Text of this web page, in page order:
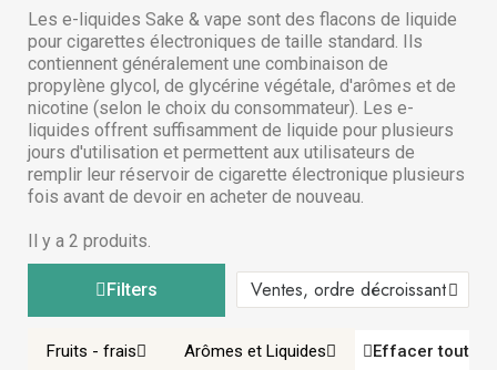
Les e-liquides Sake & vape sont des flacons de liquide
pour cigarettes électroniques de taille standard. Ils
contiennent généralement une combinaison de
propylène glycol, de glycérine végétale, d'arômes et de
nicotine (selon le choix du consommateur). Les e-
liquides offrent suffisamment de liquide pour plusieurs
jours d'utilisation et permettent aux utilisateurs de
remplir leur réservoir de cigarette électronique plusieurs
fois avant de devoir en acheter de nouveau.
Il y a 2 produits.
Filters
Fruits - frais Arômes et Liquides Effacer tout